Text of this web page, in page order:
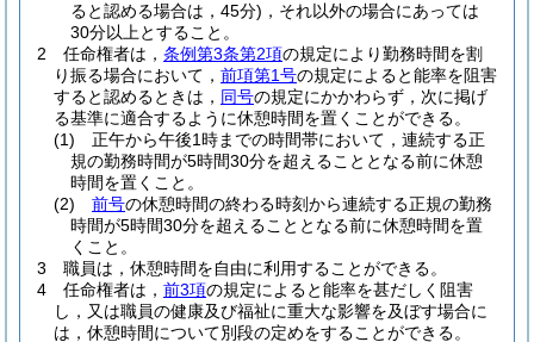
ると認める場合は，45分) ，それ以外の場合にあっては
30分以上とすること。
2
任命権者は， 条例第3条第2項の規定により勤務時間を割
り振る場合において， 前項第1号の規定によると能率を阻害
すると認めるときは， 同号の規定にかかわらず，次に掲げ
る基準に適合するように休憩時間を置くことができる。
(1)
正午から午後1時までの時間帯において，連続する正
規の勤務時間が5時間30分を超えることとなる前に休憩
時間を置くこと。
(2)
前号の休憩時間の終わる時刻から連続する正規の勤務
時間が5時間30分を超えることとなる前に休憩時間を置
くこと。
3
職員は，休憩時間を自由に利用することができる。
4
任命権者は， 前3項の規定によると能率を甚だしく阻害
し，又は職員の健康及び福祉に重大な影響を及ぼす場合に
は，休憩時間について別段の定めをすることができる。